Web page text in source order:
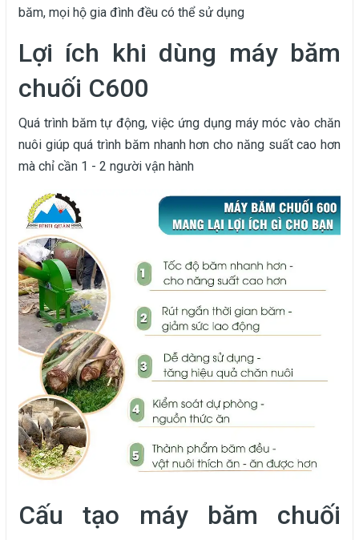
băm, mọi hộ gia đình đều có thể sử dụng
Lợi ích khi dùng máy băm
chuối C600
Quá trình băm tự động, việc ứng dụng máy móc vào chăn
nuôi giúp quá trình băm nhanh hơn cho năng suất cao hơn
mà chỉ cần 1 - 2 người vận hành
Cấu tạo máy băm chuối